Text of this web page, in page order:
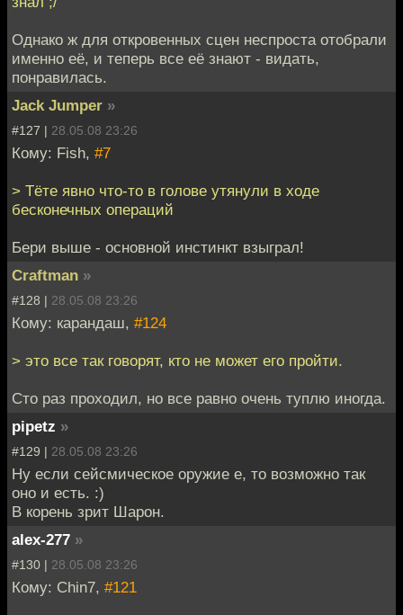
Однако ж для откровенных сцен неспроста отобрали
именно её, и теперь все её знают - видать,
понравилась.
Jack Jumper »
#127 | 28.05.08 23:26
Кому: Fish, #7
> Тёте явно что-то в голове утянули в ходе
бесконечных операций
Бери выше - основной инстинкт взыграл!
Craftman »
#128 | 28.05.08 23:26
Кому: карандаш, #124
> это все так говорят, кто не может его пройти.
Сто раз проходил, но все равно очень туплю иногда.
pipetz »
#129 | 28.05.08 23:26
Ну если сейсмическое оружие е, то возможно так
оно и есть. :)
В корень зрит Шарон.
alex-277 »
#130 | 28.05.08 23:26
Кому: Chin7, #121